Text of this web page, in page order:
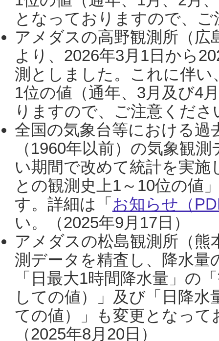
となっておりますので、
アメダスの高野観測所（
より、2026年3月1日から
測としました。これに伴い
1位の値（通年、3月及び4
りますので、ご注意くだ
全国の気象台等における過
（1960年以前）の気象観
い期間で改めて統計を実
との観測史上1～10位の値
す。詳細は「 お知らせ（
い。（2025年9月17日）
アメダスの松島観測所（熊
測データを精査し、降水
「日最大1時間降水量」の
しての値）」及び「日降
ての値）」も変更となっ
（2025年8月20日）